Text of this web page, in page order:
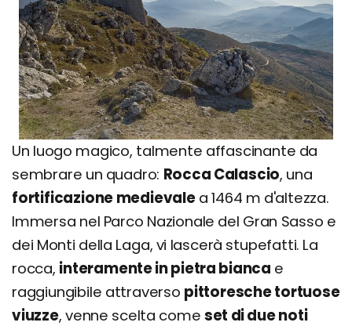
Un luogo magico, talmente affascinante da
sembrare un quadro: Rocca Calascio, una
fortificazione medievalea 1464 m d'altezza.
Immersa nel Parco Nazionale del Gran Sasso e
dei Monti della Laga, vi lascerà stupefatti. La
rocca, interamente in pietra bianca e
raggiungibile attraverso pittoresche tortuose
viuzze, venne scelta come set di due noti